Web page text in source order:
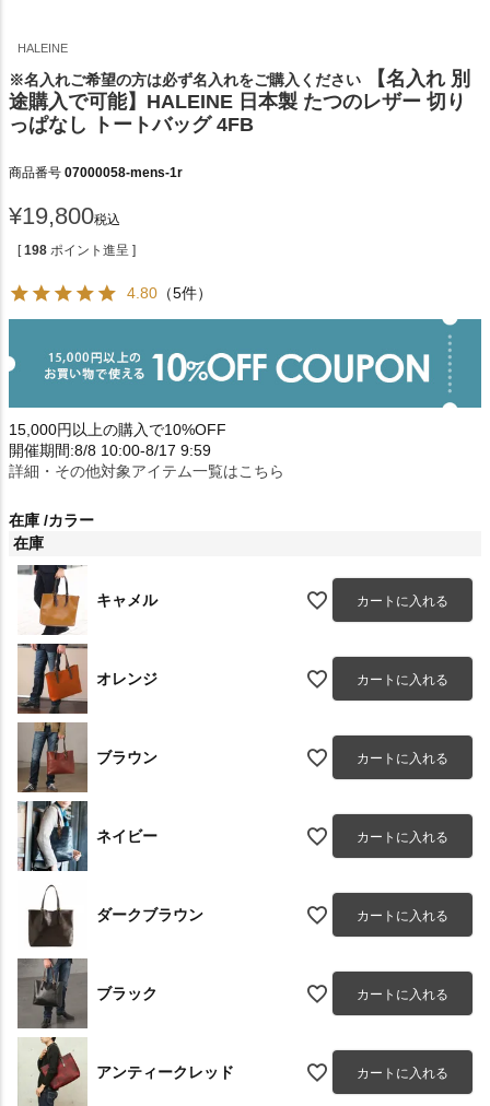
HALEINE
※名入れご希望の方は必ず名入れをご購入ください
【名入れ 別
途購入で可能】HALEINE 日本製 たつのレザー 切り
っぱなし トートバッグ 4FB
商品番号 07000058-mens-1r
¥19,800税込
[ 198 ポイント進呈 ]
4.80 （5件）
15,000円以上の購入で10%OFF
開催期間:8/8 10:00-8/17 9:59
詳細・その他対象アイテム一覧はこちら
在庫 カラー
在庫
キャメル カートに入れる
オレンジ カートに入れる
ブラウン カートに入れる
ネイビー カートに入れる
ダークブラウン カートに入れる
ブラック カートに入れる
アンティークレッド カートに入れる